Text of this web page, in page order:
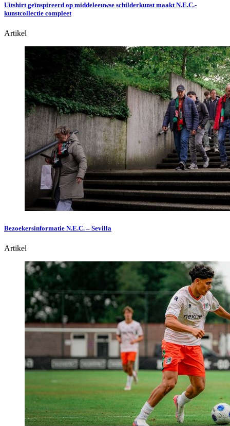
Uitshirt geïnspireerd op middeleeuwse schilderkunst maakt N.E.C.-
kunstcollectie compleet
Artikel
Bezoekersinformatie N.E.C. – Sevilla
Artikel